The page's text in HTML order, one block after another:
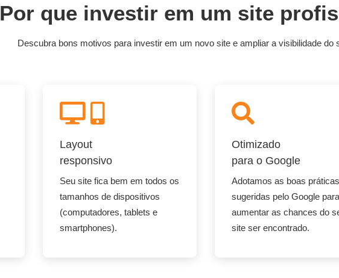
Por que investir em um site
Descubra bons motivos para investir em um novo site e ampliar a visibilidade do
Layout
responsivo
Seu site fica bem em todos os
tamanhos de dispositivos
(computadores, tablets e
smartphones).
Otimizado
para o Google
Adotamos as boas práticas
sugeridas pelo Google para
aumentar as chances do
site ser encontrado.